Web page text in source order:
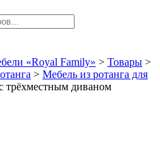
«Royal Family» > Товары >
> Мебель из ротанга для
трёхместным диваном